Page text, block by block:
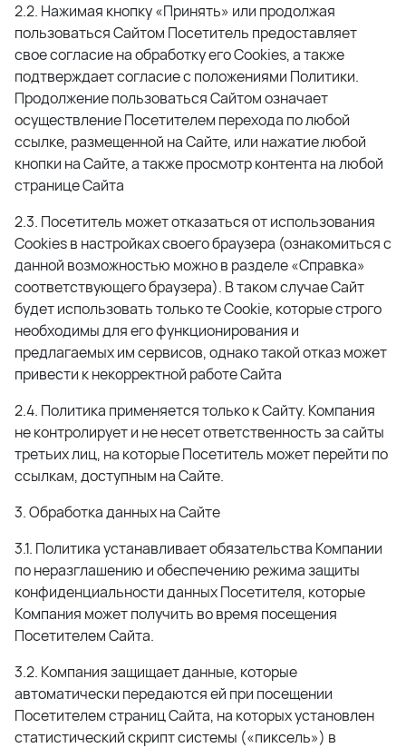
2.2. Нажимая кнопку «Принять» или продолжая
пользоваться Сайтом Посетитель предоставляет
свое согласие на обработку его Сookies, а также
подтверждает согласие с положениями Политики.
Продолжение пользоваться Сайтом означает
осуществление Посетителем перехода по любой
ссылке, размещенной на Сайте, или нажатие любой
кнопки на Сайте, а также просмотр контента на любой
странице Сайта
2.3. Посетитель может отказаться от использования
Сookies в настройках своего браузера (ознакомиться с
данной возможностью можно в разделе «Справка»
соответствующего браузера). В таком случае Сайт
будет использовать только те Cookie, которые строго
необходимы для его функционирования и
предлагаемых им сервисов, однако такой отказ может
привести к некорректной работе Сайта
2.4. Политика применяется только к Сайту. Компания
не контролирует и не несет ответственность за сайты
третьих лиц, на которые Посетитель может перейти по
ссылкам, доступным на Сайте.
3. Обработка данных на Сайте
3.1. Политика устанавливает обязательства Компании
по неразглашению и обеспечению режима защиты
конфиденциальности данных Посетителя, которые
Компания может получить во время посещения
Посетителем Сайта.
3.2. Компания защищает данные, которые
автоматически передаются ей при посещении
Посетителем страниц Сайта, на которых установлен
статистический скрипт системы («пиксель») в